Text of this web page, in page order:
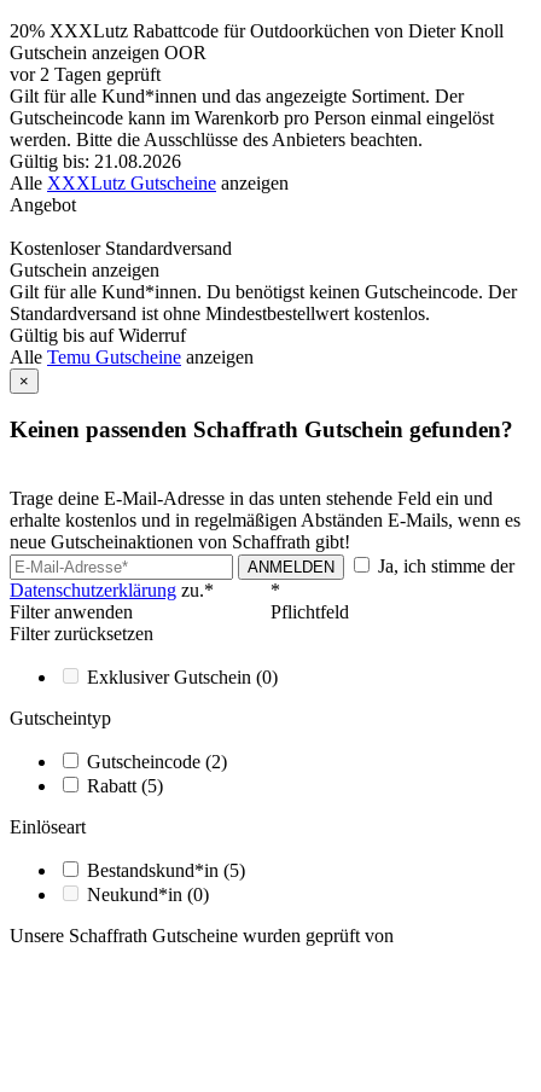
20% XXXLutz Rabattcode für Outdoorküchen von Dieter Knoll
Gutschein anzeigen OOR
vor 2 Tagen geprüft
Gilt für alle Kund*innen und das angezeigte Sortiment. Der
Gutscheincode kann im Warenkorb pro Person einmal eingelöst
werden. Bitte die Ausschlüsse des Anbieters beachten.
Gültig bis: 21.08.2026
Alle XXXLutz Gutscheine anzeigen
Angebot
Kostenloser Standardversand
Gutschein anzeigen
Gilt für alle Kund*innen. Du benötigst keinen Gutscheincode. Der
Standardversand ist ohne Mindestbestellwert kostenlos.
Gültig bis auf Widerruf
Alle Temu Gutscheine anzeigen
×
Keinen passenden Schaffrath Gutschein gefunden?
Trage deine E-Mail-Adresse in das unten stehende Feld ein und
erhalte kostenlos und in regelmäßigen Abständen E-Mails, wenn es
neue Gutscheinaktionen von Schaffrath gibt!
ANMELDEN
Ja, ich stimme der
Datenschutzerklärung zu.*
*
Pflichtfeld
Filter anwenden
Filter zurücksetzen
Exklusiver Gutschein (0)
Gutscheintyp
Gutscheincode (2)
Rabatt (5)
Einlöseart
Bestandskund*in (5)
Neukund*in (0)
Unsere Schaffrath Gutscheine wurden geprüft von